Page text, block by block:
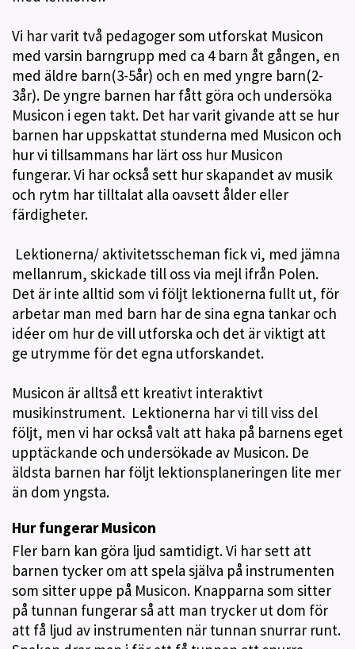
Vi har varit två pedagoger som utforskat Musicon
med varsin barngrupp med ca 4 barn åt gången, en
med äldre barn(3-5år) och en med yngre barn(2-
3år). De yngre barnen har fått göra och undersöka
Musicon i egen takt. Det har varit givande att se hur
barnen har uppskattat stunderna med Musicon och
hur vi tillsammans har lärt oss hur Musicon
fungerar. Vi har också sett hur skapandet av musik
och rytm har tilltalat alla oavsett ålder eller
färdigheter.
Lektionerna/ aktivitetsscheman fick vi, med jämna
mellanrum, skickade till oss via mejl ifrån Polen.
Det är inte alltid som vi följt lektionerna fullt ut, för
arbetar man med barn har de sina egna tankar och
idéer om hur de vill utforska och det är viktigt att
ge utrymme för det egna utforskandet.
Musicon är alltså ett kreativt interaktivt
musikinstrument. Lektionerna har vi till viss del
följt, men vi har också valt att haka på barnens eget
upptäckande och undersökade av Musicon. De
äldsta barnen har följt lektionsplaneringen lite mer
än dom yngsta.
Hur fungerar Musicon
Fler barn kan göra ljud samtidigt. Vi har sett att
barnen tycker om att spela själva på instrumenten
som sitter uppe på Musicon. Knapparna som sitter
på tunnan fungerar så att man trycker ut dom för
att få ljud av instrumenten när tunnan snurrar runt.